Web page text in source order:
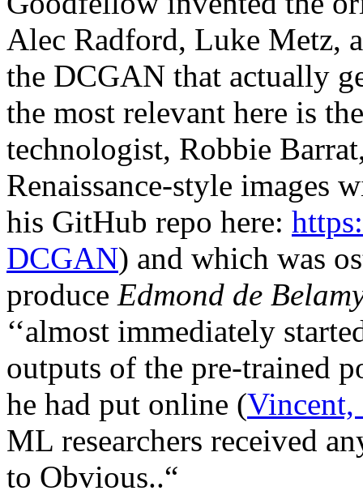
Alec Radford, Luke Metz,
the DCGAN that actually
the most relevant here is
technologist, Robbie
Renaissance-style images
his GitHub repo here:
DCGAN) and which was
produce Edmond de
‘‘almost immediately
outputs of the pre-trained
he had put online (Vincent,
ML researchers received
to Obvious..“